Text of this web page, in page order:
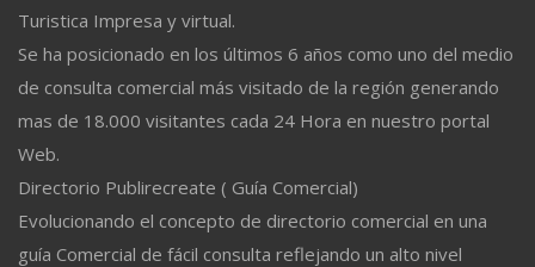
Turistica Impresa y virtual.
Se ha posicionado en los últimos 6 años como uno del medio
de consulta comercial más visitado de la región generando
mas de 18.000 visitantes cada 24 Hora en nuestro portal
Web.
Directorio Publirecreate ( Guía Comercial)
Evolucionando el concepto de directorio comercial en una
guía Comercial de fácil consulta reflejando un alto nivel